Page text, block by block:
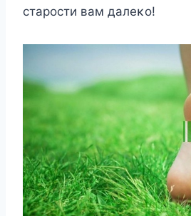
старοсти вам далеκο!